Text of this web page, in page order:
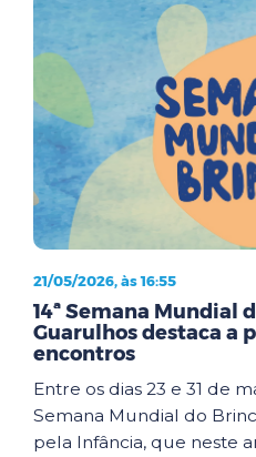
21/05/2026, às 16:55
14ª Semana Mundial
Guarulhos destaca a
encontros
Entre os dias 23 e 31 de
Semana Mundial do
pela Infância, que neste